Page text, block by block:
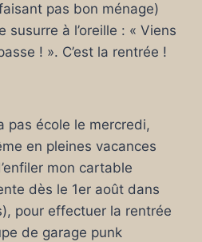
pas bon ménage)
susurre à l’oreille : « Viens
! ». C’est la rentrée !
pas école le mercredi,
en pleines vacances
mon cartable
dès le 1er août dans
pour effectuer la rentrée
de garage punk